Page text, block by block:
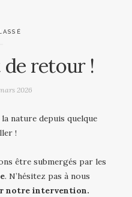
de retour !
2026
nature depuis quelque
!
être submergés par les
. N’hésitez pas à nous
notre intervention.